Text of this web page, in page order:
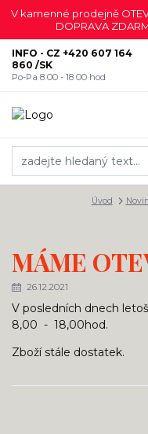
V kamenné prodejně
DOPRAVA
INFO - CZ +420 607 164
860 /SK
Po-Pa 8 00 - 18 00 hod
Úvod
MÁME
26.12.2021
V posledních dnech
8,00 - 18,00hod.
Zboží stále dostatek.